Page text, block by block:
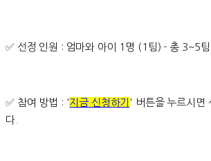
✅ 선 정 인원 : 엄마와 아이 1명 (1팀) - 총 3~5팀
✅ 참여 방법 : '지금 신청하기 ' 버튼을 누르시면
다.